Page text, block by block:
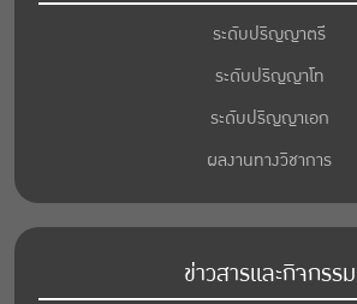
ระดับปริญญาตรี
ระดับปริญญาโท
ระดับปริญญาเอก
ผลงานทางวิชาการ
ข่าวสารและกิจกรรม